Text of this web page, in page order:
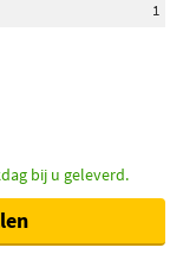
1
bij u geleverd.